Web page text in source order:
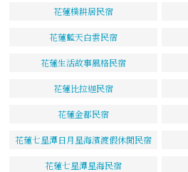
花蓮樸耕居民宿
花蓮藍天白雲民宿
花蓮生活故事風格民宿
花蓮比拉迦民宿
花蓮金都民宿
花蓮七星潭日月星海濱渡假休閒民宿
花蓮七星潭星海民宿